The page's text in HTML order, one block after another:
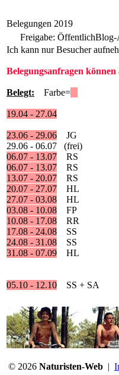
Belegungen 2019
Freigabe: ÖffentlichBlog-
Ich kann nur Besucher
Belegungsanfragen
Belegt: Farbe=
19.04 - 27.04
23.06 - 29.06 JG
29.06 - 06.07 (frei)
06.07 - 13.07 RS
06.07 - 13.07 RS
13.07 - 20.07 RS
20.07 - 27.07 HL
27.07 - 03.08 HL
03.08 - 10.08 FP
10.08 - 17.08 RR
17.08 - 24.08 SS
24.08 - 31.08 SS
31.08 - 07.09 HL
05.10 - 12.10 SS + SA
21.10HK
21.11HK
Um nicht für einen weiteren
© 2026 Naturisten-Web |